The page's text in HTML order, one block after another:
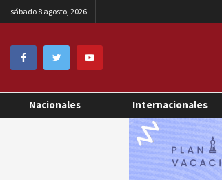
sábado 8 agosto, 2026
Nacionales Internacionales